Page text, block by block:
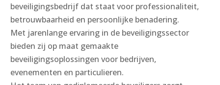
beveiligingsbedrijf dat staat voor professionaliteit,
betrouwbaarheid en persoonlijke benadering.
Met jarenlange ervaring in de beveiligingssector
bieden zij op maat gemaakte
beveiligingsoplossingen voor bedrijven,
evenementen en particulieren.